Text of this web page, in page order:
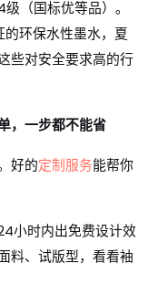
（国标优等品）。
环保水性墨水，夏
些对安全要求高的行
，一步都不能省
好的定制服务能帮你
小时内出免费设计效
料、试版型，看看袖